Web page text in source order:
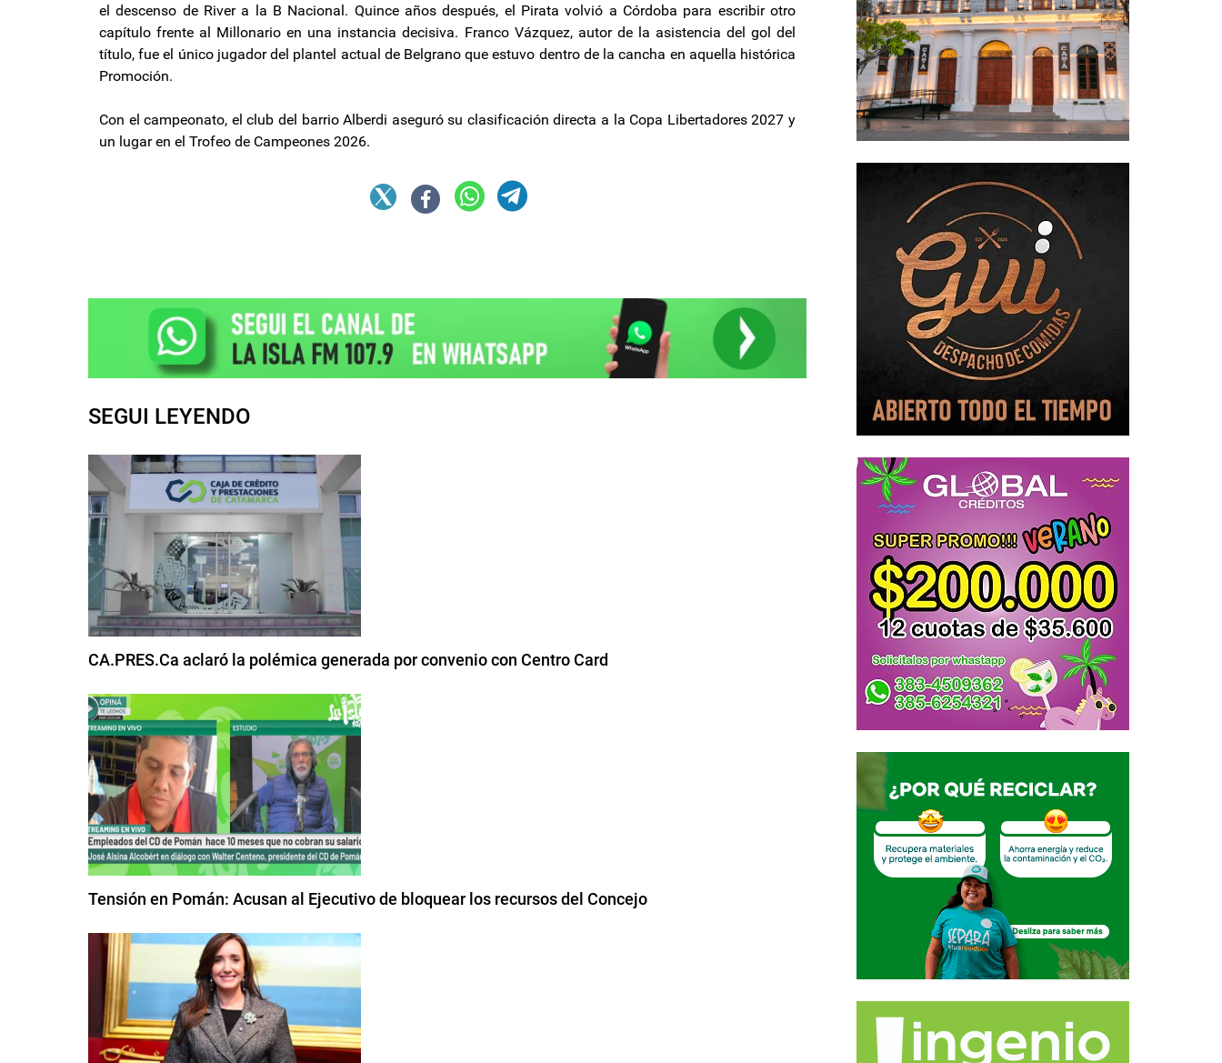
el descenso de River a la B Nacional. Quince años después, el Pirata volvió a Córdoba para escribir otro
capítulo frente al Millonario en una instancia decisiva. Franco Vázquez, autor de la asistencia del gol del
título, fue el único jugador del plantel actual de Belgrano que estuvo dentro de la cancha en aquella histórica
Promoción.
Con el campeonato, el club del barrio Alberdi aseguró su clasificación directa a la Copa Libertadores 2027 y
un lugar en el Trofeo de Campeones 2026.
SEGUI LEYENDO
CA.PRES.Ca aclaró la polémica generada por convenio con Centro Card
Tensión en Pomán: Acusan al Ejecutivo de bloquear los recursos del Concejo